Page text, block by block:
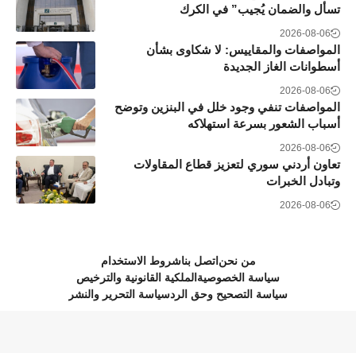
تسأل والضمان يُجيب” في الكرك
2026-08-06
المواصفات والمقاييس: لا شكاوى بشأن
أسطوانات الغاز الجديدة
2026-08-06
المواصفات تنفي وجود خلل في البنزين وتوضح
أسباب الشعور بسرعة استهلاكه
2026-08-06
تعاون أردني سوري لتعزيز قطاع المقاولات
وتبادل الخبرات
2026-08-06
من نحن اتصل بناشروط الاستخدام
سياسة الخصوصية الملكية القانونية والترخيص
سياسة التصحيح وحق الردسياسة التحرير والنشر